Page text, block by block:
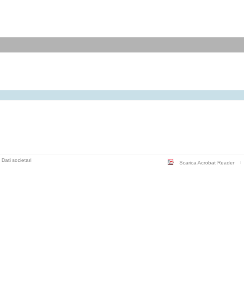
Dati societari Scarica Acrobat Reader